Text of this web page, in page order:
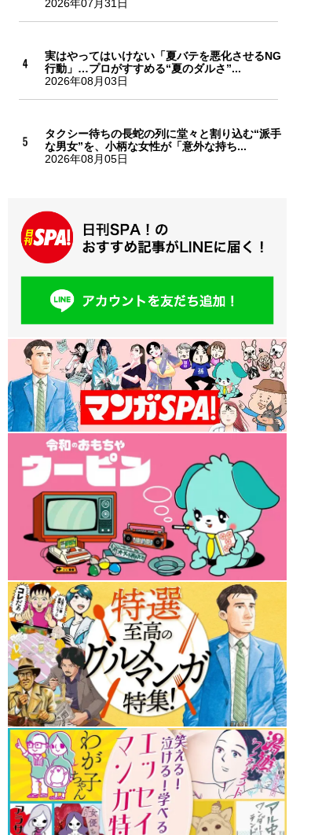
2026年07月31日
実はやってはいけない「夏バテを悪化させるNG
行動」…プロがすすめる“夏のダルさ”...
2026年08月03日
タクシー待ちの長蛇の列に堂々と割り込む“派手
な男女”を、小柄な女性が「意外な持ち...
2026年08月05日